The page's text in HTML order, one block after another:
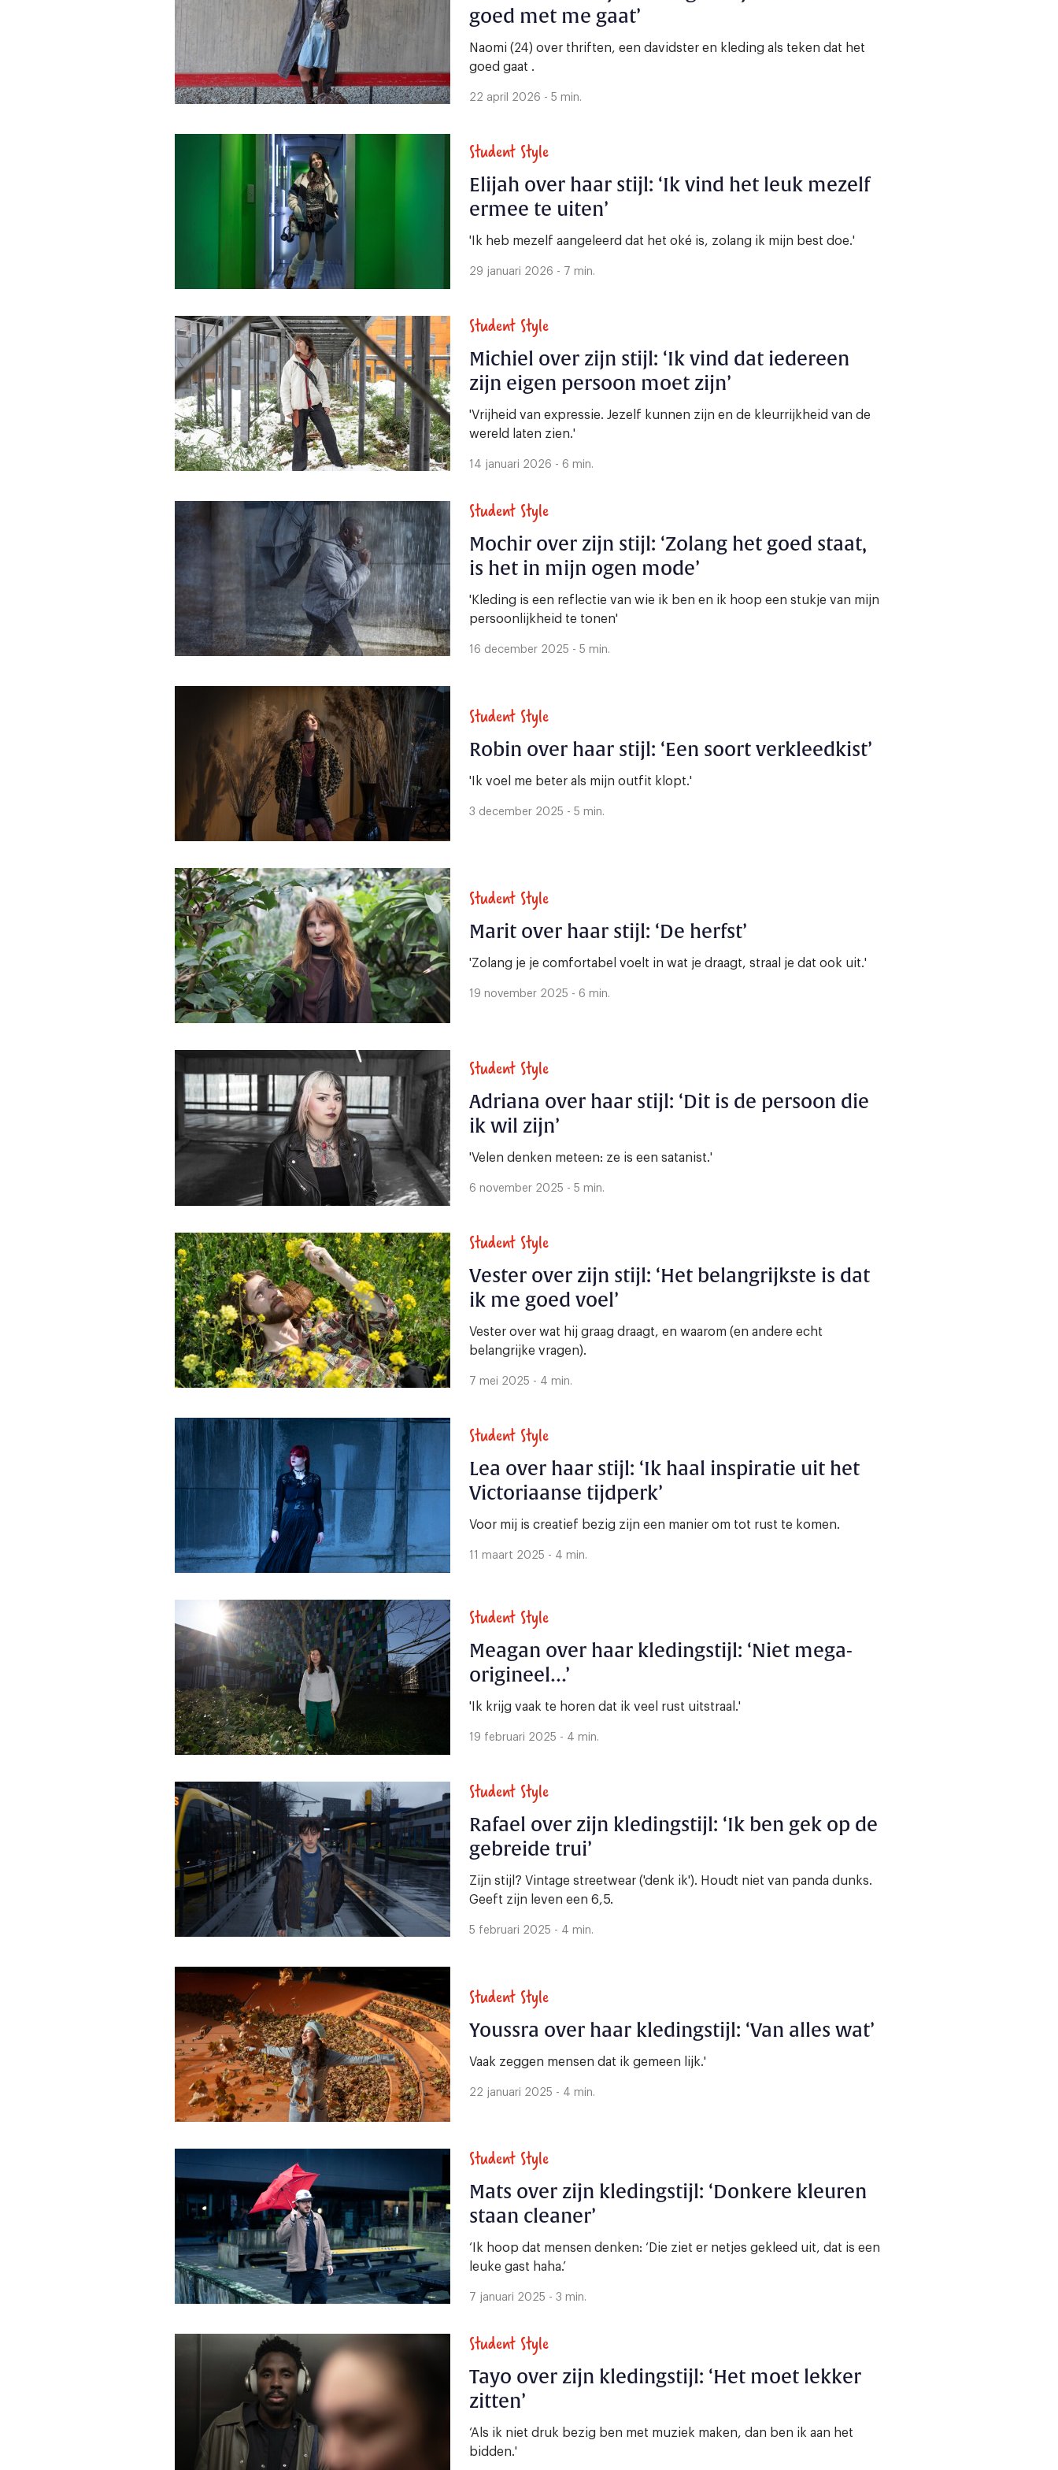
goed met me gaat’
Naomi (24) over thriften, een davidster en kleding als teken dat het
goed gaat .
22 april 2026 - 5 min.
Student Style
Elijah over haar stijl: ‘Ik vind het leuk mezelf
ermee te uiten’
'Ik heb mezelf aangeleerd dat het oké is, zolang ik mijn best doe.'
29 januari 2026 - 7 min.
Student Style
Michiel over zijn stijl: ‘Ik vind dat iedereen
zijn eigen persoon moet zijn’
'Vrijheid van expressie. Jezelf kunnen zijn en de kleurrijkheid van de
wereld laten zien.'
14 januari 2026 - 6 min.
Student Style
Mochir over zijn stijl: ‘Zolang het goed staat,
is het in mijn ogen mode’
'Kleding is een reflectie van wie ik ben en ik hoop een stukje van mijn
persoonlijkheid te tonen'
16 december 2025 - 5 min.
Student Style
Robin over haar stijl: ‘Een soort verkleedkist’
'Ik voel me beter als mijn outfit klopt.'
3 december 2025 - 5 min.
Student Style
Marit over haar stijl: ‘De herfst’
'Zolang je je comfortabel voelt in wat je draagt, straal je dat ook uit.'
19 november 2025 - 6 min.
Student Style
Adriana over haar stijl: ‘Dit is de persoon die
ik wil zijn’
'Velen denken meteen: ze is een satanist.'
6 november 2025 - 5 min.
Student Style
Vester over zijn stijl: ‘Het belangrijkste is dat
ik me goed voel’
Vester over wat hij graag draagt, en waarom (en andere echt
belangrijke vragen).
7 mei 2025 - 4 min.
Student Style
Lea over haar stijl: ‘Ik haal inspiratie uit het
Victoriaanse tijdperk’
Voor mij is creatief bezig zijn een manier om tot rust te komen.
11 maart 2025 - 4 min.
Student Style
Meagan over haar kledingstijl: ‘Niet mega-
origineel…’
'Ik krijg vaak te horen dat ik veel rust uitstraal.'
19 februari 2025 - 4 min.
Student Style
Rafael over zijn kledingstijl: ‘Ik ben gek op de
gebreide trui’
Zijn stijl? Vintage streetwear ('denk ik'). Houdt niet van panda dunks.
Geeft zijn leven een 6,5.
5 februari 2025 - 4 min.
Student Style
Youssra over haar kledingstijl: ‘Van alles wat’
Vaak zeggen mensen dat ik gemeen lijk.'
22 januari 2025 - 4 min.
Student Style
Mats over zijn kledingstijl: ‘Donkere kleuren
staan cleaner’
‘Ik hoop dat mensen denken: ‘Die ziet er netjes gekleed uit, dat is een
leuke gast haha.’
7 januari 2025 - 3 min.
Student Style
Tayo over zijn kledingstijl: ‘Het moet lekker
zitten’
‘Als ik niet druk bezig ben met muziek maken, dan ben ik aan het
bidden.'